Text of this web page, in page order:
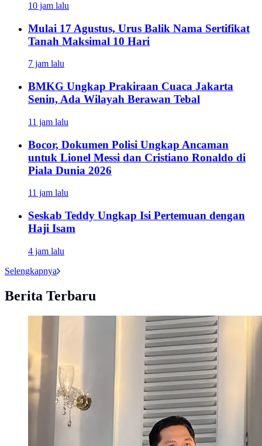
10 jam lalu
Mulai 17 Agustus, Urus Balik Nama Sertifikat
Tanah Maksimal 10 Hari
7 jam lalu
BMKG Ungkap Prakiraan Cuaca Jakarta
Senin, Ada Wilayah Berawan Tebal
11 jam lalu
Bocor, Dokumen Polisi Ungkap Ancaman
untuk Lionel Messi dan Cristiano Ronaldo di
Piala Dunia 2026
11 jam lalu
Seskab Teddy Ungkap Isi Pertemuan dengan
Haji Isam
4 jam lalu
Selengkapnya
Berita Terbaru